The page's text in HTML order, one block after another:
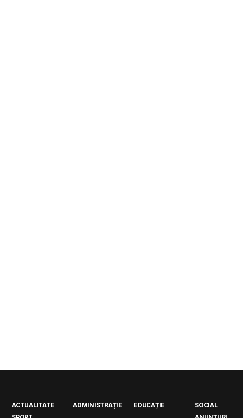
ACTUALITATE ADMINISTRAȚIE EDUCAȚIE SOCIAL